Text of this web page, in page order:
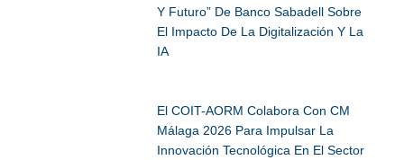
Y Futuro” De Banco Sabadell Sobre
El Impacto De La Digitalización Y La
IA
El COIT-AORM Colabora Con CM
Málaga 2026 Para Impulsar La
Innovación Tecnológica En El Sector